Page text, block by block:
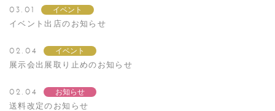
03.01 イベント
イベント出店のお知らせ
02.04 イベント
展示会出展取り止めのお知らせ
02.04 お知らせ
送料改定のお知らせ